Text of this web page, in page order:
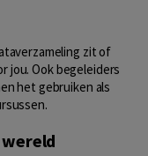
zit of
jou. Ook begeleiders
het gebruiken als